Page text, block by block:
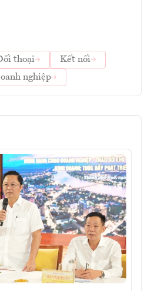
thoại
Kết nối
nghiệp